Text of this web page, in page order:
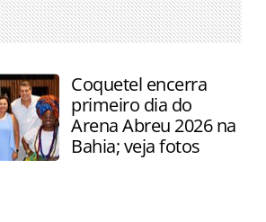
Coquetel encerra
primeiro dia do
Arena Abreu 2026 na
Bahia; veja fotos